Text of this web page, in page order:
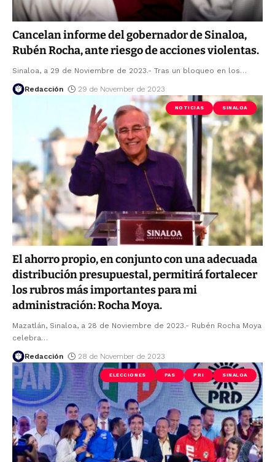
Cancelan informe del gobernador de Sinaloa,
Rubén Rocha, ante riesgo de acciones violentas.
Sinaloa, a 29 de Noviembre de 2023.- Tras un bloqueo en los…
Redacción 29 de November de 2023
NOTICIAS SINALOA
El ahorro propio, en conjunto con una adecuada
distribución presupuestal, permitirá fortalecer
los rubros más importantes para mi
administración: Rocha Moya.
Mazatlán, Sinaloa, a 28 de Noviembre de 2023.- Rubén Rocha Moya
celebra…
Redacción 28 de November de 2023
ELECCIONES PAS PRI SINALOA